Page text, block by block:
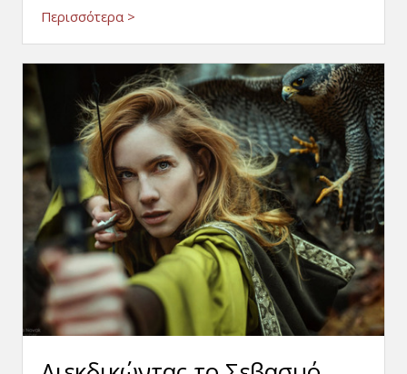
Περισσότερα >